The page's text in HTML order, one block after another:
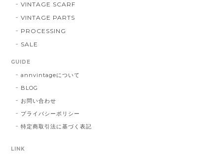
VINTAGE SCARF
VINTAGE PARTS
PROCESSING
SALE
GUIDE
annvintageについて
BLOG
お問い合わせ
プライバシーポリシー
特定商取引法に基づく表記
LINK